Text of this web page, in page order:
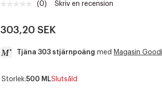
Inget
till
(0) Skriv en recension
303,20 SEK
Tjäna 303 stjärnpoäng med Magasin
a
Storlek:500 MLSlutsåld